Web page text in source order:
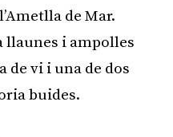
de Mar.
llaunes i ampolles
de vi i una de dos
buides.